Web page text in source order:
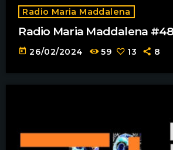
Radio Maria Maddalena
Radio Maria Maddalena #48
today 26/02/2024 59 13 8